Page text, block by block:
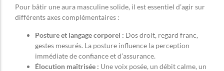
Pour bâtir une aura masculine solide, il est essentiel d’agir sur
différents axes complémentaires :
Posture et langage corporel : Dos droit, regard franc,
gestes mesurés. La posture influence la perception
immédiate de confiance et d’assurance.
Élocution maîtrisée : Une voix posée, un débit calme, un